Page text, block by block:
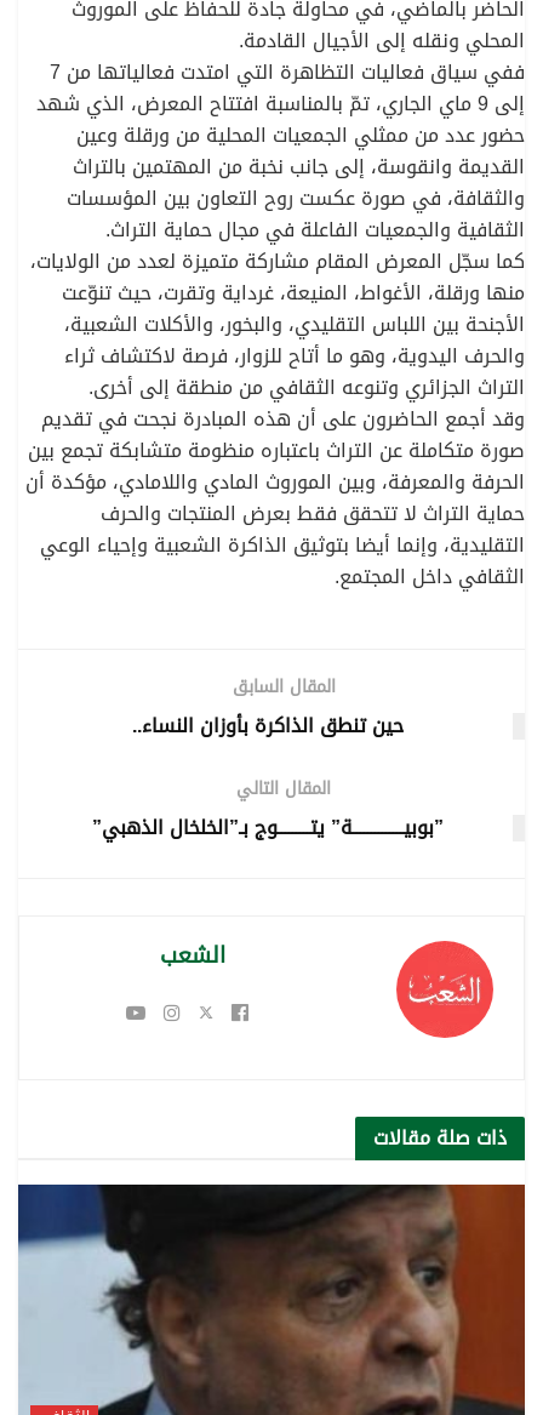
الحاضر بالماضي، في محاولة جادة للحفاظ على الموروث
المحلي ونقله إلى الأجيال القادمة.
ففي سياق فعاليات التظاهرة التي امتدت فعالياتها من 7
إلى 9 ماي الجاري، تمّ بالمناسبة افتتاح المعرض، الذي شهد
حضور عدد من ممثلي الجمعيات المحلية من ورقلة وعين
القديمة وانقوسة، إلى جانب نخبة من المهتمين بالتراث
والثقافة، في صورة عكست روح التعاون بين المؤسسات
الثقافية والجمعيات الفاعلة في مجال حماية التراث.
كما سجّل المعرض المقام مشاركة متميزة لعدد من الولايات،
منها ورقلة، الأغواط، المنيعة، غرداية وتقرت، حيث تنوّعت
الأجنحة بين اللباس التقليدي، والبخور، والأكلات الشعبية،
والحرف اليدوية، وهو ما أتاح للزوار، فرصة لاكتشاف ثراء
التراث الجزائري وتنوعه الثقافي من منطقة إلى أخرى.
وقد أجمع الحاضرون على أن هذه المبادرة نجحت في تقديم
صورة متكاملة عن التراث باعتباره منظومة متشابكة تجمع بين
الحرفة والمعرفة، وبين الموروث المادي واللامادي، مؤكدة أن
حماية التراث لا تتحقق فقط بعرض المنتجات والحرف
التقليدية، وإنما أيضا بتوثيق الذاكرة الشعبية وإحياء الوعي
الثقافي داخل المجتمع.
المقال السابق
حين تنطق الذاكرة بأوزان النساء..
المقال التالي
”بوبيــــــــــــــة” يتـــــــــوج بـ”الخلخال الذهبي”
الشعب
ذات صلةمقالات